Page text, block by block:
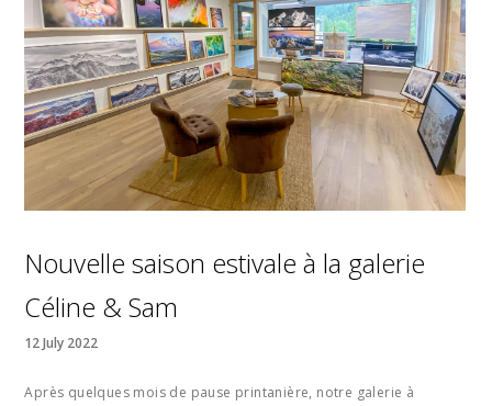
Nouvelle saison estivale à la galerie
Céline & Sam
12 July 2022
Après quelques mois de pause printanière, notre galerie à